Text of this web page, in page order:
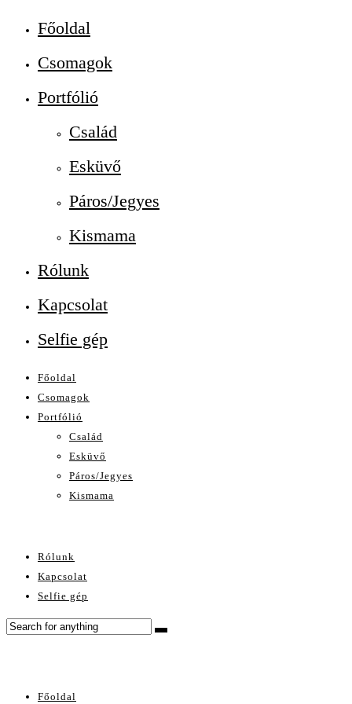
Főoldal
Csomagok
Portfólió
Család
Esküvő
Páros/Jegyes
Kismama
Rólunk
Kapcsolat
Selfie gép
Főoldal
Csomagok
Portfólió
Család
Esküvő
Páros/Jegyes
Kismama
Rólunk
Kapcsolat
Selfie gép
Főoldal